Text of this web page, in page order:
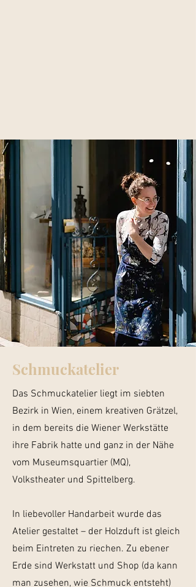
Schmuckatelier
Das Schmuckatelier liegt im siebten
Bezirk in Wien, einem kreativen Grätzel,
in dem bereits die Wiener Werkstätte
ihre Fabrik hatte und ganz in der Nähe
vom Museumsquartier (MQ),
Volkstheater und Spittelberg. ​​
In liebevoller Handarbeit wurde das
Atelier gestaltet – der Holzduft ist gleich
beim Eintreten zu riechen. Zu ebener
Erde sind Werkstatt und Shop (da kann
man zusehen, wie Schmuck entsteht)